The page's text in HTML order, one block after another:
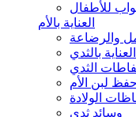
للأطفال
العناية بالأم
والرضاعة
العناية بالثدي
الثدي
لبن الأم
الولادة
وسائد ثدي